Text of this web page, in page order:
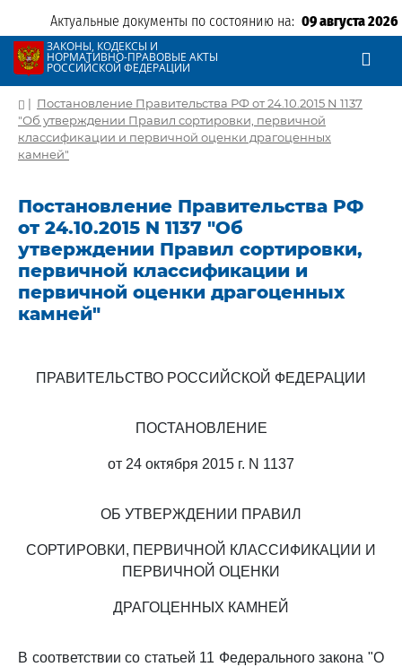
Актуальные документы по состоянию на: 09 августа 2026
ЗАКОНЫ, КОДЕКСЫ И
НОРМАТИВНО-ПРАВОВЫЕ АКТЫ
РОССИЙСКОЙ ФЕДЕРАЦИИ
| Постановление Правительства РФ от 24.10.2015 N 1137
"Об утверждении Правил сортировки, первичной
классификации и первичной оценки драгоценных
камней"
Постановление Правительства РФ
от 24.10.2015 N 1137 "Об
утверждении Правил сортировки,
первичной классификации и
первичной оценки драгоценных
камней"
ПРАВИТЕЛЬСТВО РОССИЙСКОЙ ФЕДЕРАЦИИ
ПОСТАНОВЛЕНИЕ
от 24 октября 2015 г. N 1137
ОБ УТВЕРЖДЕНИИ ПРАВИЛ
СОРТИРОВКИ, ПЕРВИЧНОЙ КЛАССИФИКАЦИИ И
ПЕРВИЧНОЙ ОЦЕНКИ
ДРАГОЦЕННЫХ КАМНЕЙ
В соответствии со статьей 11 Федерального закона "О